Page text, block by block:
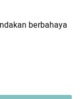
berbahaya